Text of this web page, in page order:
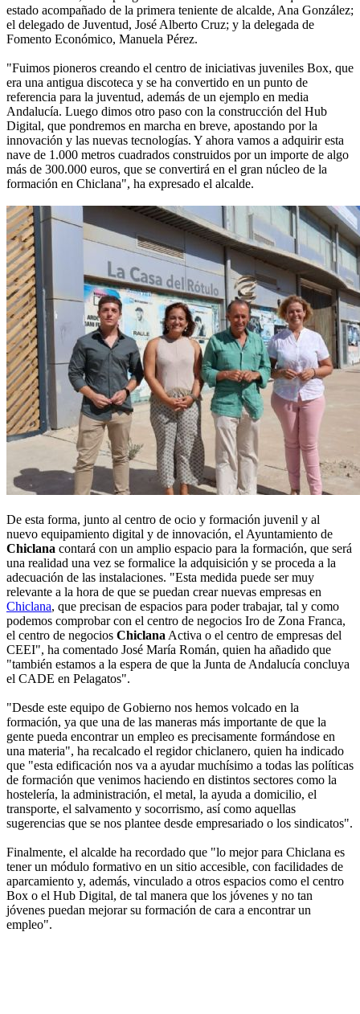
estado acompañado de la primera teniente de alcalde, Ana González;
el delegado de Juventud, José Alberto Cruz; y la delegada de
Fomento Económico, Manuela Pérez.
"Fuimos pioneros creando el centro de iniciativas juveniles Box, que
era una antigua discoteca y se ha convertido en un punto de
referencia para la juventud, además de un ejemplo en media
Andalucía. Luego dimos otro paso con la construcción del Hub
Digital, que pondremos en marcha en breve, apostando por la
innovación y las nuevas tecnologías. Y ahora vamos a adquirir esta
nave de 1.000 metros cuadrados construidos por un importe de algo
más de 300.000 euros, que se convertirá en el gran núcleo de la
formación en Chiclana", ha expresado el alcalde.
De esta forma, junto al centro de ocio y formación juvenil y al
nuevo equipamiento digital y de innovación, el Ayuntamiento de
Chiclana contará con un amplio espacio para la formación, que será
una realidad una vez se formalice la adquisición y se proceda a la
adecuación de las instalaciones. "Esta medida puede ser muy
relevante a la hora de que se puedan crear nuevas empresas en
Chiclana, que precisan de espacios para poder trabajar, tal y como
podemos comprobar con el centro de negocios Iro de Zona Franca,
el centro de negocios Chiclana Activa o el centro de empresas del
CEEI", ha comentado José María Román, quien ha añadido que
"también estamos a la espera de que la Junta de Andalucía concluya
el CADE en Pelagatos".
"Desde este equipo de Gobierno nos hemos volcado en la
formación, ya que una de las maneras más importante de que la
gente pueda encontrar un empleo es precisamente formándose en
una materia", ha recalcado el regidor chiclanero, quien ha indicado
que "esta edificación nos va a ayudar muchísimo a todas las políticas
de formación que venimos haciendo en distintos sectores como la
hostelería, la administración, el metal, la ayuda a domicilio, el
transporte, el salvamento y socorrismo, así como aquellas
sugerencias que se nos plantee desde empresariado o los sindicatos".
Finalmente, el alcalde ha recordado que "lo mejor para Chiclana es
tener un módulo formativo en un sitio accesible, con facilidades de
aparcamiento y, además, vinculado a otros espacios como el centro
Box o el Hub Digital, de tal manera que los jóvenes y no tan
jóvenes puedan mejorar su formación de cara a encontrar un
empleo".